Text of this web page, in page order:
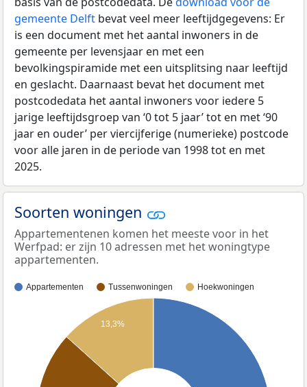
gemeente Delft bevat veel meer leeftijdgegevens: Er
is een document met het aantal inwoners in de
gemeente per levensjaar en met een
bevolkingspiramide met een uitsplitsing naar leeftijd
en geslacht. Daarnaast bevat het document met
postcodedata het aantal inwoners voor iedere 5
jarige leeftijdsgroep van ‘0 tot 5 jaar’ tot en met ‘90
jaar en ouder’ per viercijferige (numerieke) postcode
voor alle jaren in de periode van 1998 tot en met
2025.
Soorten woningen
Appartementenen komen het meeste voor in het
Werfpad: er zijn 10 adressen met het woningtype
appartementen.
Appartementen Tussenwoningen Hoekwoningen
13,3%